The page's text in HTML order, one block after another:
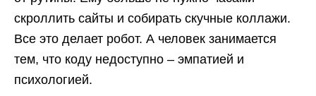
скроллить сайты и собирать скучные коллажи.
Все это делает робот. А человек занимается
тем, что коду недоступно – эмпатией и
психологией.